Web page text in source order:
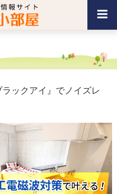
ラックアイ』でノイズレ